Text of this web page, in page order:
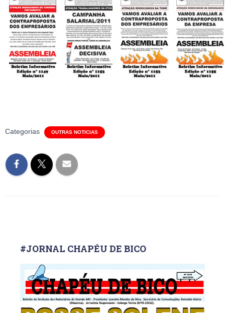
Categorias OUTRAS NOTICIAS
#JORNAL CHAPÉU DE BICO